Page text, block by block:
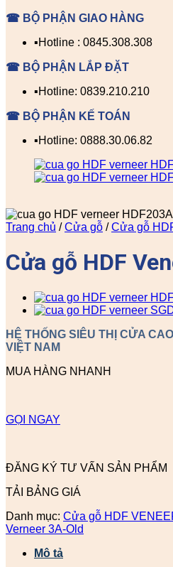
☎ BỘ PHẬN GIAO HÀNG
▪️Hotline : 0845.308.308
☎ BỘ PHẬN LẮP ĐẶT
▪️Hotline: 0839.210.210
☎ BỘ PHẬN KẾ TOÁN
▪️Hotline: 0888.30.06.82
Trang chủ / Cửa gỗ / Cửa gỗ
Cửa gỗ HDF
HỆ THỐNG SIÊU THỊ CỬA
VIỆT NAM
MUA HÀNG NHANH
GỌI NGAY
ĐĂNG KÝ TƯ VẤN SẢN PHẨM
TẢI BẢNG GIÁ
Danh mục: Cửa gỗ HDF
Verneer 3A-Old
Mô tả